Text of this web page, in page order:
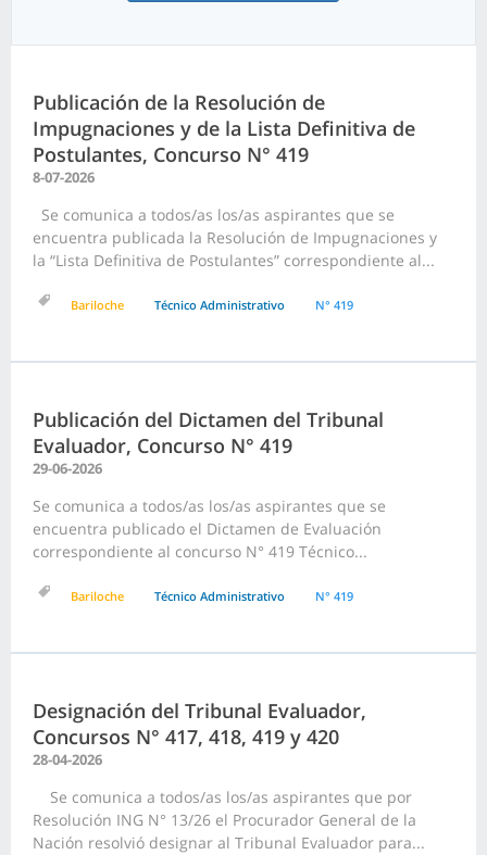
Publicación de la Resolución de
Impugnaciones y de la Lista Definitiva de
Postulantes, Concurso N° 419
8-07-2026
Se comunica a todos/as los/as aspirantes que se
encuentra publicada la Resolución de Impugnaciones y
la “Lista Definitiva de Postulantes” correspondiente al...
Bariloche Técnico Administrativo N° 419
Publicación del Dictamen del Tribunal
Evaluador, Concurso N° 419
29-06-2026
Se comunica a todos/as los/as aspirantes que se
encuentra publicado el Dictamen de Evaluación
correspondiente al concurso N° 419 Técnico...
Bariloche Técnico Administrativo N° 419
Designación del Tribunal Evaluador,
Concursos N° 417, 418, 419 y 420
28-04-2026
Se comunica a todos/as los/as aspirantes que por
Resolución ING N° 13/26 el Procurador General de la
Nación resolvió designar al Tribunal Evaluador para...